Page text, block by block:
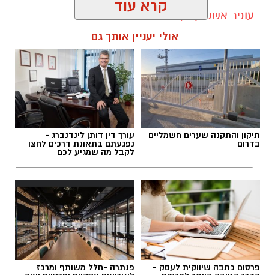
יש לכם מידע חשוב שטרם נחשף? צילומים מאירוע
חדשותי? מצאתם טעות בכתבה? נשמח שתשתפו
עופר אשטוקר / 10:59 06.08.26
תגים:מועצה מקומית גדרה, חשד להטרדה מינית
בגדרה
קרא עוד
אולי יעניין אותך גם
בדרום
עורך דין דותן לינדנברג -
נפגעתם בתאונת דרכים לחצו